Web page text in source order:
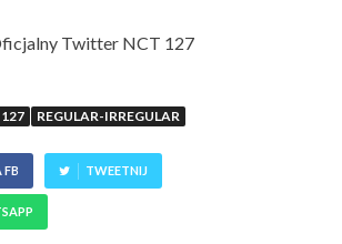
Twitter NCT 127
REGULAR-IRREGULAR
FB TWEETNIJ